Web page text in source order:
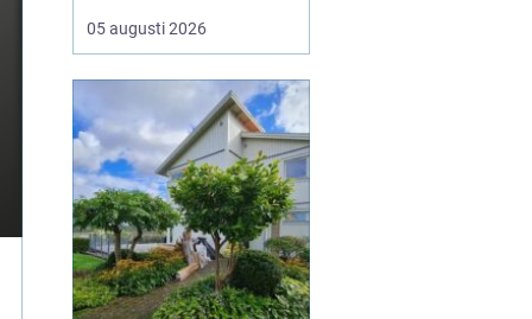
många företagare i
Stockholm är den ett
ett underlag för nya
beslut och ett krav som
måste bli rätt från
början. När tidsbrist,
regelverk och osäkerhet
...
05 augusti 2026